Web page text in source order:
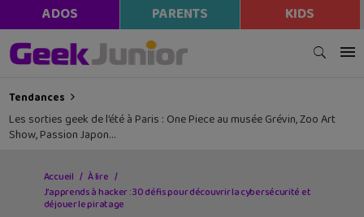
ADOS PARENTS KIDS
Tendances
Les sorties geek de l’été à Paris : One Piece au musée Grévin, Zoo Art
Show, Passion Japon…
Accueil
À lire
J’apprends à hacker : 30 défis pour découvrir la cybersécurité et
déjouer le piratage